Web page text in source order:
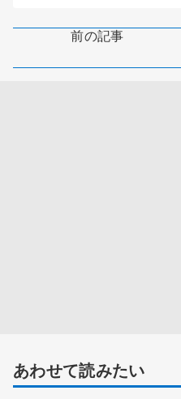
前の記事
あわせて読みたい